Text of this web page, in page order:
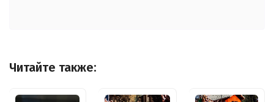
Читайте также: